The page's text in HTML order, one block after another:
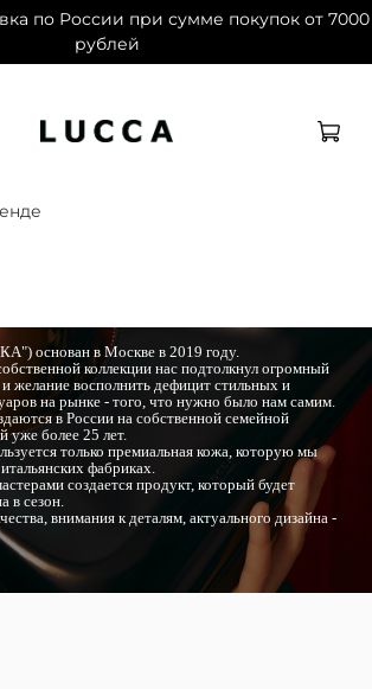
по России при сумме покупок от 7000
рублей
основан в Москве в 2019 году.
коллекции нас подтолкнул огромный
желание восполнить дефицит стильных и
на рынке - того, что нужно было нам самим.
в России на собственной семейной
уже более 25 лет.
только премиальная кожа, которую мы
фабриках.
создается продукт, который будет
в сезон.
внимания к деталям, актуального дизайна -